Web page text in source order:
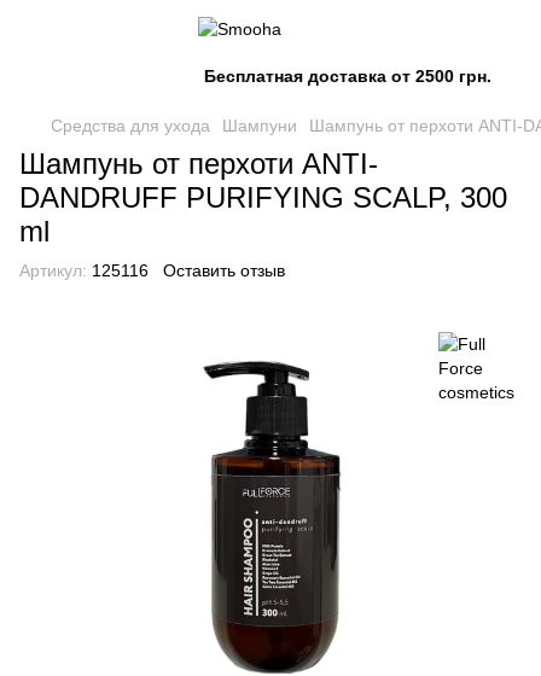
Бесплатная доставка от 2500 грн.
Средства для ухода Шампуни Шампунь от перхоти ANTI-
Шампунь от перхоти ANTI-
DANDRUFF PURIFYING SCALP, 300
ml
Артикул: 125116 Оставить отзыв